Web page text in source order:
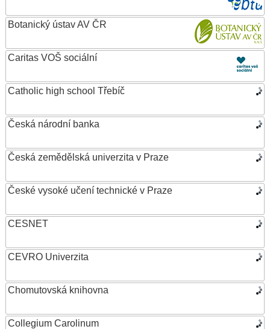
Botanický ústav AV ČR
Caritas VOŠ sociální
Catholic high school Třebíč
Česká národní banka
Česká zemědělská univerzita v Praze
České vysoké učení technické v Praze
CESNET
CEVRO Univerzita
Chomutovská knihovna
Collegium Carolinum